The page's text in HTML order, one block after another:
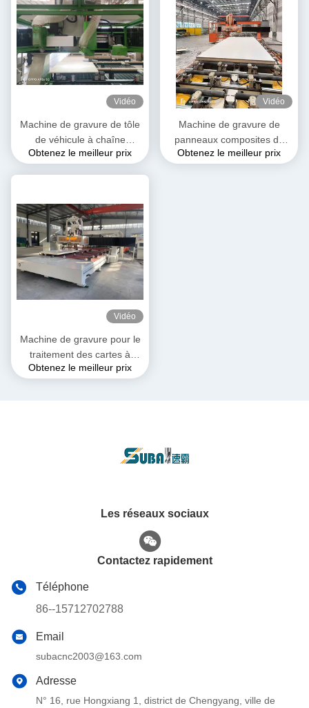
Vidéo
Machine de gravure de tôle
de véhicule à chaîne
froide/véhicule réfrigéré à
Obtenez le meilleur prix
Vidéo
Machine de gravure de
panneaux composites de
cabines de camions
Obtenez le meilleur prix
Vidéo
Machine de gravure pour le
traitement des cartes à
extrusion de mousse de
Obtenez le meilleur prix
Les réseaux sociaux
Contactez rapidement
Téléphone
86--15712702788
Email
subacnc2003@163.com
Adresse
N° 16, rue Hongxiang 1, district de Chengyang, ville de